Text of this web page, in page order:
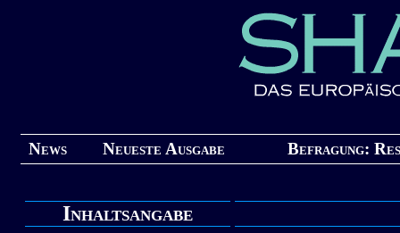
News Neueste Ausgabe Befragung:
Inhaltsangabe